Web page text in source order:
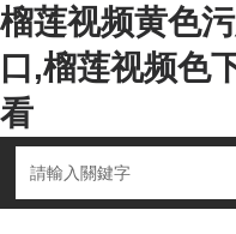
榴莲视频黄色
口,榴莲视频色
看